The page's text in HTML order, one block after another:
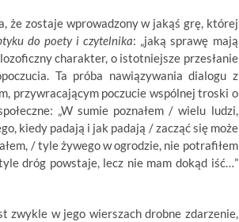
że zostaje wprowadzony w jakąś grę, której
do poety i czytelnika: „jaką sprawę mają
charakter, o istotniejsze przesłanie
Ta próba nawiązywania dialogu z
przywracającym poczucie wspólnej troski o
„W sumie poznałem / wielu ludzi,
kiedy padają i jak padają / zacząć się może
/ tyle żywego w ogrodzie, nie potrafiłem
dróg powstaje, lecz nie mam dokąd iść…”
zwykle w jego wierszach drobne zdarzenie,